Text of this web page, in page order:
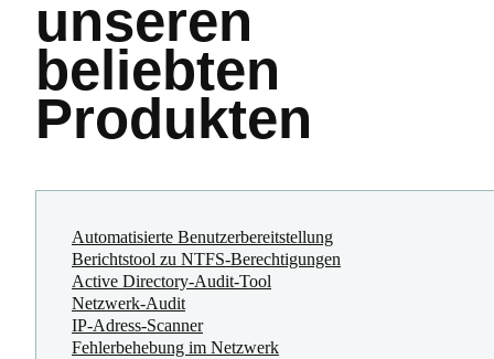
unseren
beliebten
Produkten
Automatisierte Benutzerbereitstellung
Berichtstool zu NTFS-Berechtigungen
Active Directory-Audit-Tool
Netzwerk-Audit
IP-Adress-Scanner
Fehlerbehebung im Netzwerk